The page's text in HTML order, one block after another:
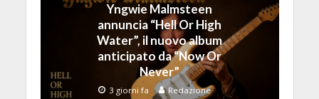
Yngwie Malmsteen
annuncia “Hell Or High
Water”, il nuovo album
anticipato da “Now Or
Never”
3 giorni fa Redazione